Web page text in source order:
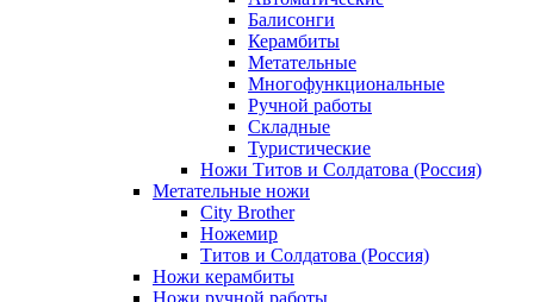
Балисонги
Керамбиты
Метательные
Многофункциональные
Ручной работы
Складные
Туристические
Ножи Титов и Солдатова (Россия)
Метательные ножи
City Brother
Ножемир
Титов и Солдатова (Россия)
Ножи керамбиты
Ножи ручной работы